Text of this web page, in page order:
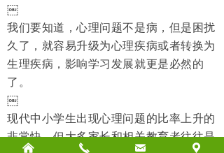
￼
我们要知道，心理问题不是病，但是困扰
久了，就容易升级为心理疾病或者转换为
生理疾病，影响学习发展就更是必然的
了。
￼
现代中小学生出现心理问题的比率上升的
非常快，但大多家长和相关教育者往往是
낀 끅 낂 끇